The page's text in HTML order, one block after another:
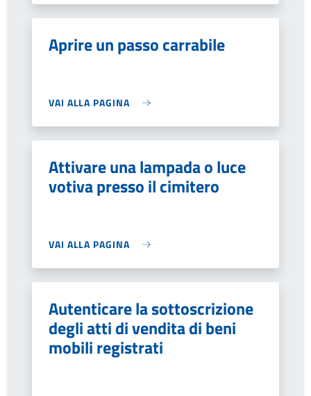
Aprire un passo carrabile
VAI ALLA PAGINA
Attivare una lampada o luce
votiva presso il cimitero
VAI ALLA PAGINA
Autenticare la sottoscrizione
degli atti di vendita di beni
mobili registrati